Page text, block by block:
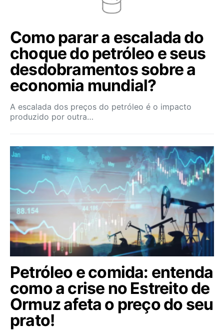
Como parar a escalada do
choque do petróleo e seus
desdobramentos sobre a
economia mundial?
A escalada dos preços do petróleo é o impacto
produzido por outra…
Petróleo e comida: entenda
como a crise no Estreito de
Ormuz afeta o preço do seu
prato!